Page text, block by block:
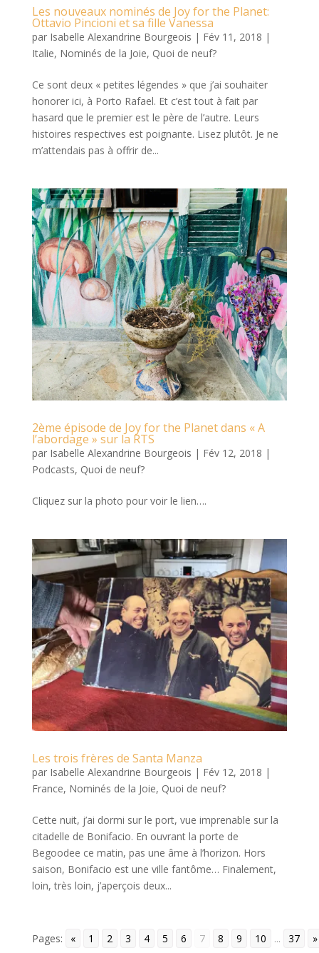
Les nouveaux nominés de Joy for the Planet:
Ottavio Pincioni et sa fille Vanessa
par Isabelle Alexandrine Bourgeois | Fév 11, 2018 |
Italie, Nominés de la Joie, Quoi de neuf?
Ce sont deux « petites légendes » que j’ai souhaiter
honorer ici, à Porto Rafael. Et c’est tout à fait par
hasard que le premier est le père de l’autre. Leurs
histoires respectives est poignante. Lisez plutôt. Je ne
m’attendais pas à offrir de...
2ème épisode de Joy for the Planet dans « A
l’abordage » sur la RTS
par Isabelle Alexandrine Bourgeois | Fév 12, 2018 |
Podcasts, Quoi de neuf?
Cliquez sur la photo pour voir le lien….
Les trois frères de Santa Manza
par Isabelle Alexandrine Bourgeois | Fév 12, 2018 |
France, Nominés de la Joie, Quoi de neuf?
Cette nuit, j’ai dormi sur le port, vue imprenable sur la
citadelle de Bonifacio. En ouvrant la porte de
Begoodee ce matin, pas une âme à l’horizon. Hors
saison, Bonifacio est une ville fantôme… Finalement,
loin, très loin, j’aperçois deux...
Pages: « 1 2 3 4 5 6 7 8 9 10 ... 37 »